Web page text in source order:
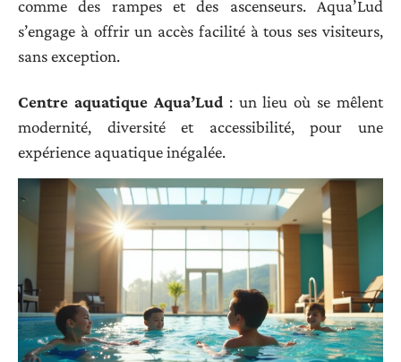
comme des rampes et des ascenseurs. Aqua’Lud
s’engage à offrir un accès facilité à tous ses visiteurs,
sans exception.
Centre aquatique Aqua’Lud: un lieu où se mêlent
modernité, diversité et accessibilité, pour une
expérience aquatique inégalée.